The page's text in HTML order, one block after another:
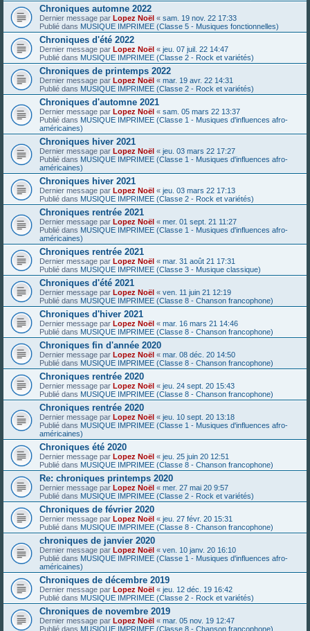
Chroniques automne 2022
Dernier message par Lopez Noël « sam. 19 nov. 22 17:33
Publié dans MUSIQUE IMPRIMEE (Classe 5 - Musiques fonctionnelles)
Chroniques d'été 2022
Dernier message par Lopez Noël « jeu. 07 juil. 22 14:47
Publié dans MUSIQUE IMPRIMEE (Classe 2 - Rock et variétés)
Chroniques de printemps 2022
Dernier message par Lopez Noël « mar. 19 avr. 22 14:31
Publié dans MUSIQUE IMPRIMEE (Classe 2 - Rock et variétés)
Chroniques d'automne 2021
Dernier message par Lopez Noël « sam. 05 mars 22 13:37
Publié dans MUSIQUE IMPRIMEE (Classe 1 - Musiques d'influences afro-
américaines)
Chroniques hiver 2021
Dernier message par Lopez Noël « jeu. 03 mars 22 17:27
Publié dans MUSIQUE IMPRIMEE (Classe 1 - Musiques d'influences afro-
américaines)
Chroniques hiver 2021
Dernier message par Lopez Noël « jeu. 03 mars 22 17:13
Publié dans MUSIQUE IMPRIMEE (Classe 2 - Rock et variétés)
Chroniques rentrée 2021
Dernier message par Lopez Noël « mer. 01 sept. 21 11:27
Publié dans MUSIQUE IMPRIMEE (Classe 1 - Musiques d'influences afro-
américaines)
Chroniques rentrée 2021
Dernier message par Lopez Noël « mar. 31 août 21 17:31
Publié dans MUSIQUE IMPRIMEE (Classe 3 - Musique classique)
Chroniques d'été 2021
Dernier message par Lopez Noël « ven. 11 juin 21 12:19
Publié dans MUSIQUE IMPRIMEE (Classe 8 - Chanson francophone)
Chroniques d'hiver 2021
Dernier message par Lopez Noël « mar. 16 mars 21 14:46
Publié dans MUSIQUE IMPRIMEE (Classe 8 - Chanson francophone)
Chroniques fin d'année 2020
Dernier message par Lopez Noël « mar. 08 déc. 20 14:50
Publié dans MUSIQUE IMPRIMEE (Classe 8 - Chanson francophone)
Chroniques rentrée 2020
Dernier message par Lopez Noël « jeu. 24 sept. 20 15:43
Publié dans MUSIQUE IMPRIMEE (Classe 8 - Chanson francophone)
Chroniques rentrée 2020
Dernier message par Lopez Noël « jeu. 10 sept. 20 13:18
Publié dans MUSIQUE IMPRIMEE (Classe 1 - Musiques d'influences afro-
américaines)
Chroniques été 2020
Dernier message par Lopez Noël « jeu. 25 juin 20 12:51
Publié dans MUSIQUE IMPRIMEE (Classe 8 - Chanson francophone)
Re: chroniques printemps 2020
Dernier message par Lopez Noël « mer. 27 mai 20 9:57
Publié dans MUSIQUE IMPRIMEE (Classe 2 - Rock et variétés)
Chroniques de février 2020
Dernier message par Lopez Noël « jeu. 27 févr. 20 15:31
Publié dans MUSIQUE IMPRIMEE (Classe 8 - Chanson francophone)
chroniques de janvier 2020
Dernier message par Lopez Noël « ven. 10 janv. 20 16:10
Publié dans MUSIQUE IMPRIMEE (Classe 1 - Musiques d'influences afro-
américaines)
Chroniques de décembre 2019
Dernier message par Lopez Noël « jeu. 12 déc. 19 16:42
Publié dans MUSIQUE IMPRIMEE (Classe 2 - Rock et variétés)
Chroniques de novembre 2019
Dernier message par Lopez Noël « mar. 05 nov. 19 12:47
Publié dans MUSIQUE IMPRIMEE (Classe 8 - Chanson francophone)